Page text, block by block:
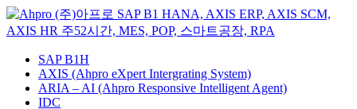
SAP B1H
AXIS (Ahpro eXpert Intergrating System)
ARIA – AI (Ahpro Responsive Intelligent Agent)
IDC